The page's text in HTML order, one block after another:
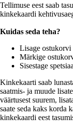
Tellimuse eest saab
kinkekaardi
Kuidas seda teha?
Lisage ostukorvi
Märkige
Sisestage
Kinkekaarti saab
saatmis- ja muude
väärtusest suurem,
saate seda kaks korda
kinkekaardi eest